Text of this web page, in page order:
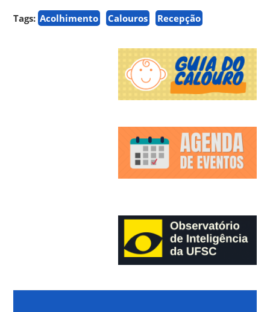
Tags: Acolhimento Calouros Recepção